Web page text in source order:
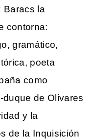
Baracs la
contorna:
gramático,
poeta
como
de Olivares
y la
de la Inquisición